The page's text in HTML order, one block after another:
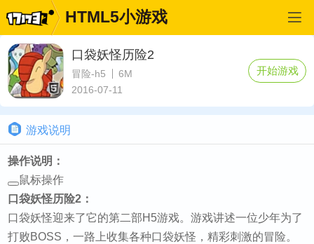
HTML5小游戏
口袋妖怪历险2
冒险-h5
6M
2016-07-11
开始游戏
游戏说明
操作说明：
鼠标操作
口袋妖怪历险2：
口袋妖怪迎来了它的第二部H5游戏。游戏讲述一位少年为了
打败BOSS，一路上收集各种口袋妖怪，精彩刺激的冒险。